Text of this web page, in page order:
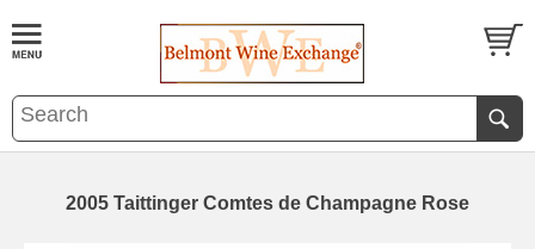
2005 Taittinger Comtes de Champagne Rose